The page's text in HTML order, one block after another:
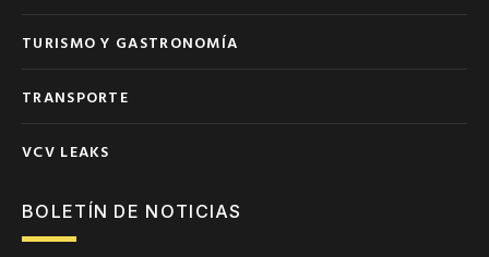
TURISMO Y GASTRONOMÍA
TRANSPORTE
VCV LEAKS
BOLETÍN DE NOTICIAS